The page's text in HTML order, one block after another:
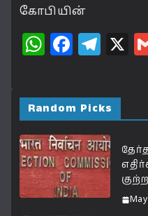
கோபியின்
W
s
A
p
p
F
e
b
o
o
k
T
g
ra
m
X
Random Picks